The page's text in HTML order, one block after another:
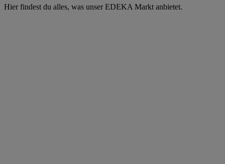
Hier findest du alles, was unser EDEKA Markt anbietet.